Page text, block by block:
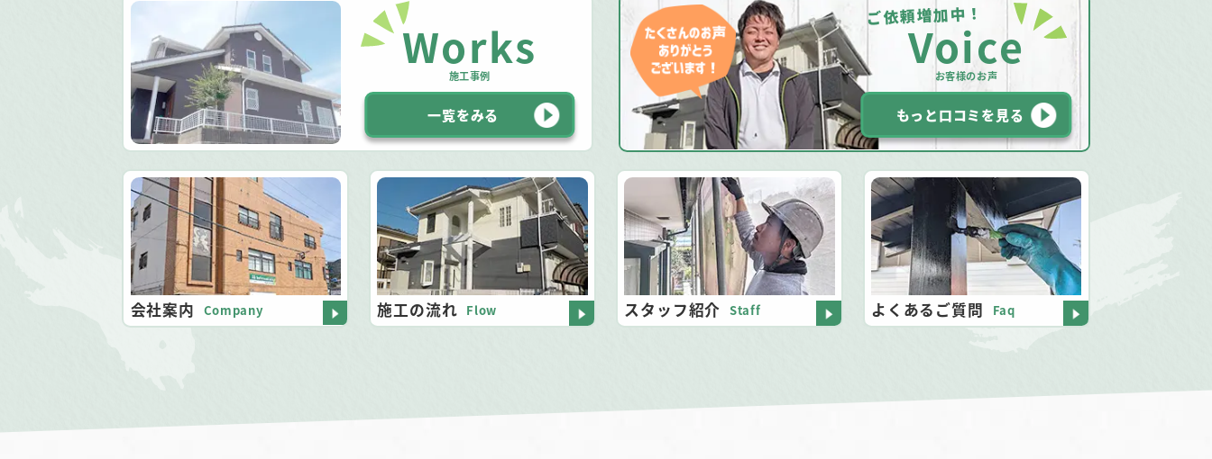
Works
施工事例
一覧をみる
ご依頼増加中！
Voice
お客様のお声
もっと口コミを見る
会社案内 Company 施工の流れ Flow スタッフ紹介 Staff よくあるご質問 Faq